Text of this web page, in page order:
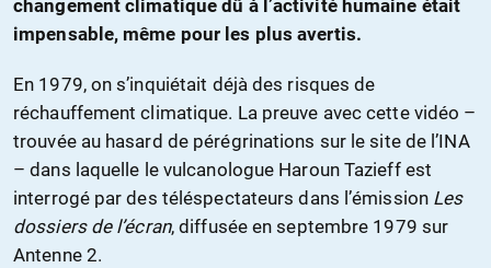
changement climatique dû à l’activité humaine était
impensable, même pour les plus avertis.
En 1979, on s’inquiétait déjà des risques de
réchauffement climatique. La preuve avec cette vidéo –
trouvée au hasard de pérégrinations sur le site de l’INA
– dans laquelle le vulcanologue Haroun Tazieff est
interrogé par des téléspectateurs dans l’émission Les
dossiers de l’écran, diffusée en septembre 1979 sur
Antenne 2.